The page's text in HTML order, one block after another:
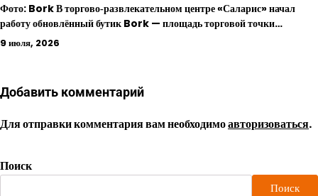
Фото: Bork В торгово‑развлекательном центре «Саларис» начал
работу обновлённый бутик Bork — площадь торговой точки…
9 июля, 2026
Добавить комментарий
Для отправки комментария вам необходимоавторизоваться.
Поиск
Поиск